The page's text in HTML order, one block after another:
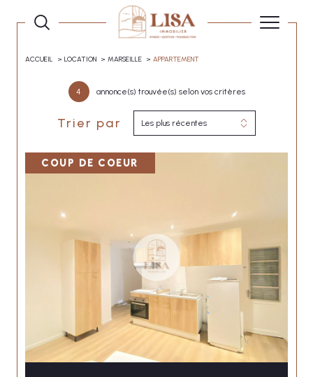
ACCUEIL LOCATION MARSEILLE APPARTEMENT
4 annonce(s) trouvée(s) selon vos critères
Trier par Les plus récentes
COUP DE COEUR